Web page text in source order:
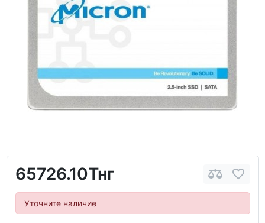
65726.10Тнг
Уточните наличие